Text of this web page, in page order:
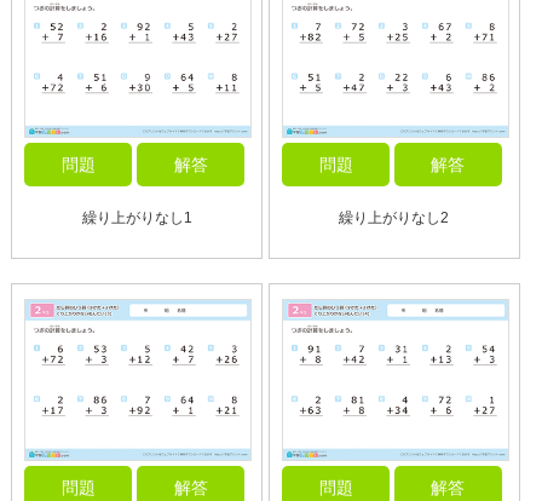
問題 解答
繰り上がりなし1
問題 解答
繰り上がりなし2
問題 解答 問題 解答